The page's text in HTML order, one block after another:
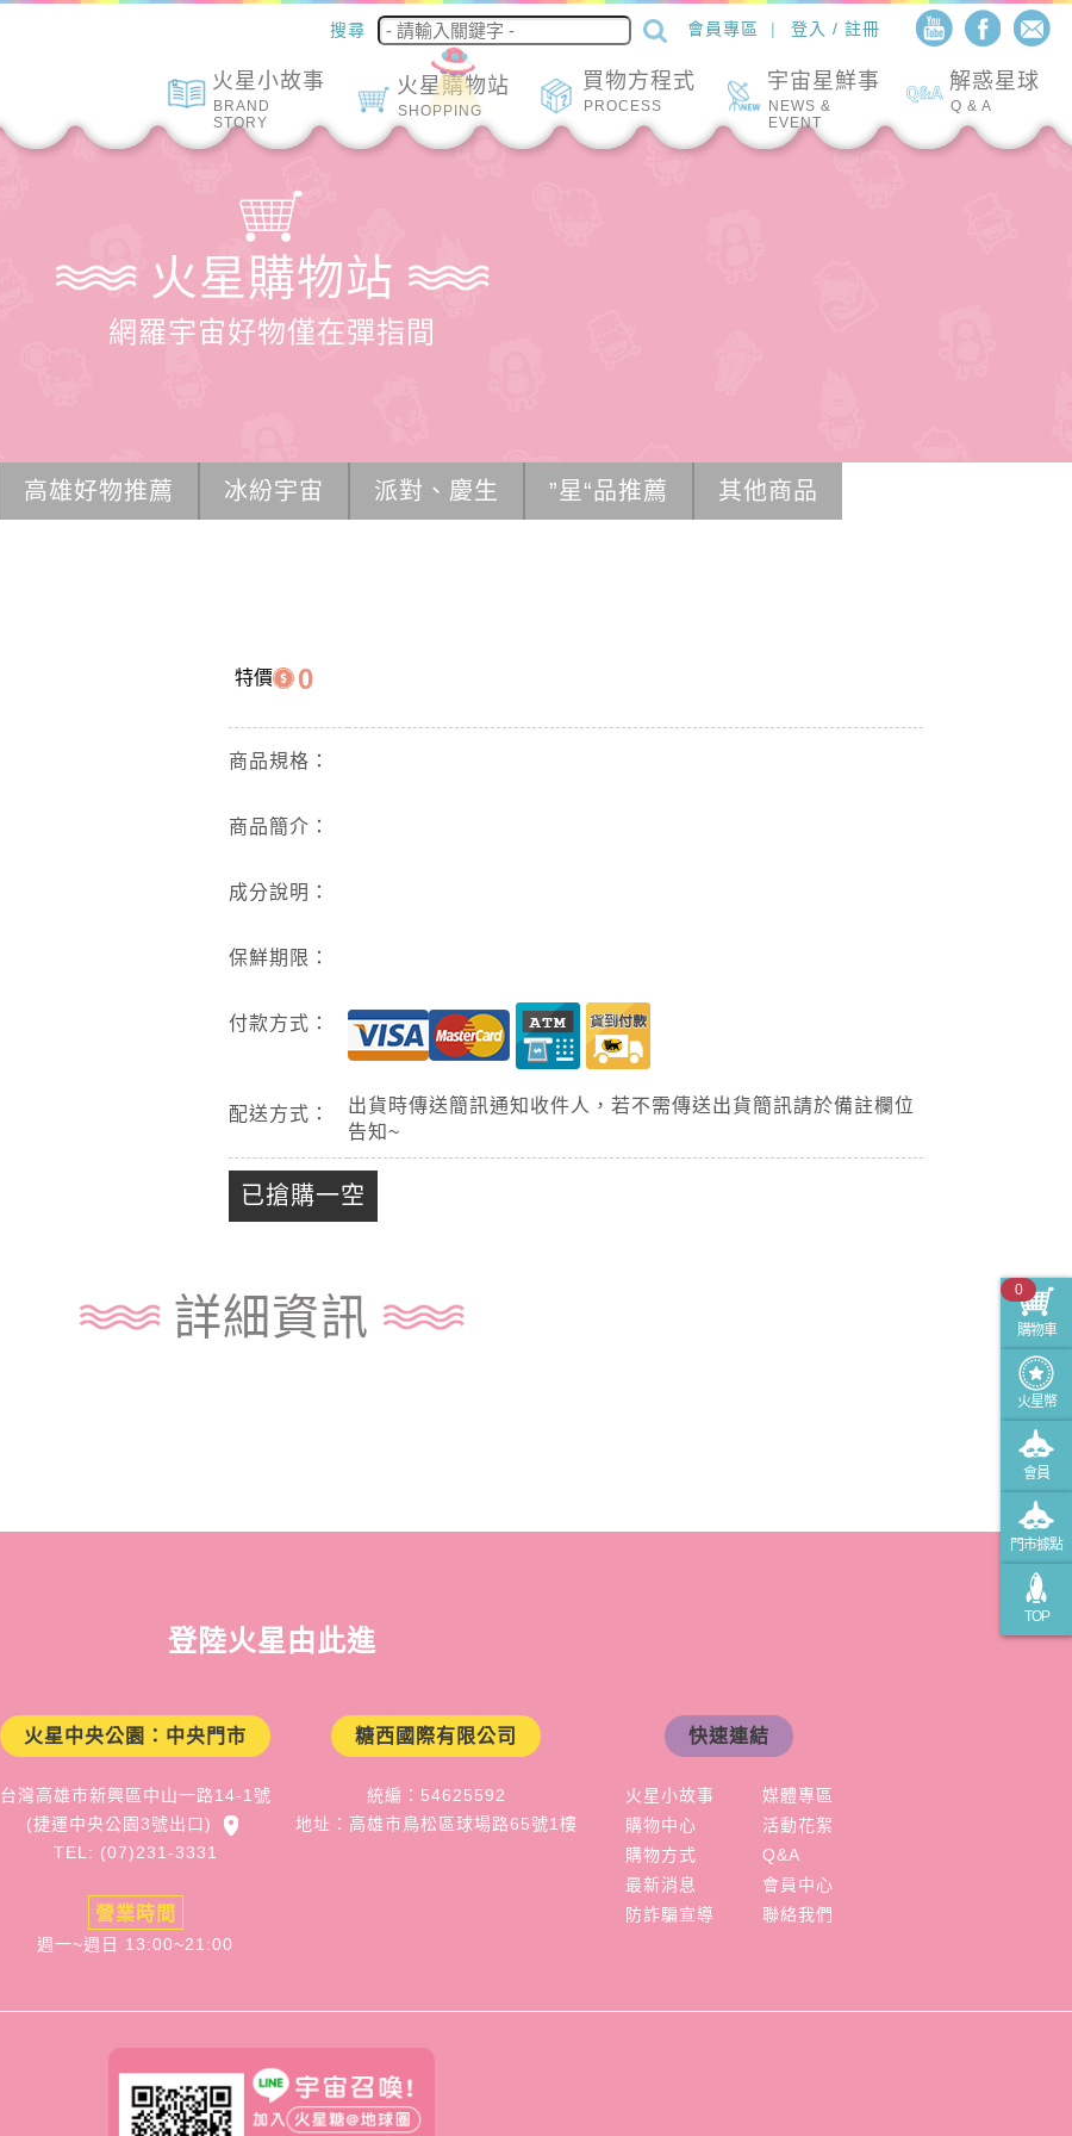
會員專區 登入 / 註冊
搜尋
解惑星球
Q & A
宇宙星鮮事
NEWS &
EVENT
買物方程式
PROCESS
火星購物站
SHOPPING
火星小故事
BRAND
STORY
火星購物站
網羅宇宙好物僅在彈指間
高雄好物推薦 冰紛宇宙 派對、慶生 ”星“品推薦 其他商品
特價 0
商品規格：
商品簡介：
成分說明：
保鮮期限：
付款方式：
配送方式：
出貨時傳送簡訊通知收件人，若不需傳送出貨簡訊請於備註欄位
告知~
已搶購一空
詳細資訊 購物車
0
火星幣
會員
門市據點
TOP
登陸火星由此進
火星中央公園：中央門市
台灣高雄市新興區中山一路14-1號
(捷運中央公園3號出口)
TEL: (07)231-3331
營業時間
週一~週日 13:00~21:00
糖西國際有限公司
統編：54625592
地址：高雄市鳥松區球場路65號1樓
快速連結
火星小故事
購物中心
購物方式
最新消息
防詐騙宣導
媒體專區
活動花絮
Q&A
會員中心
聯絡我們